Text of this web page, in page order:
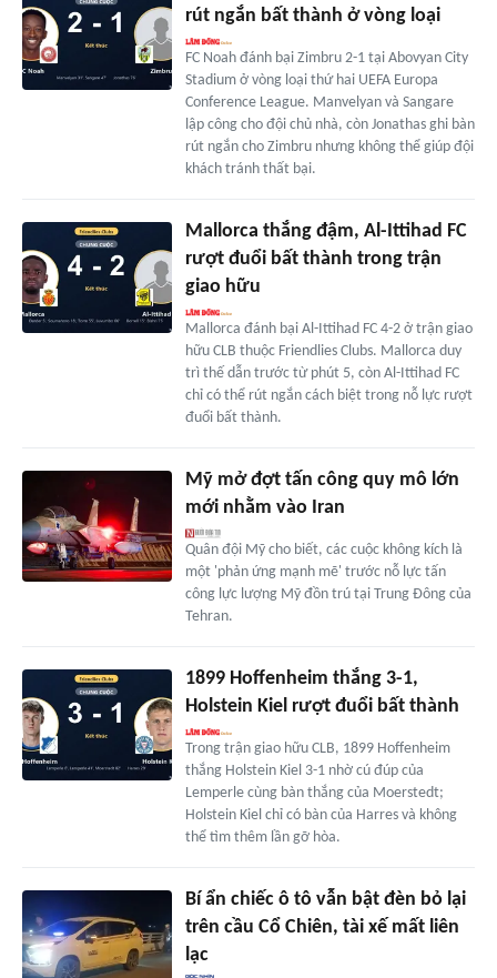
rút ngắn bất thành ở vòng loại
FC Noah đánh bại Zimbru 2-1 tại Abovyan City
Stadium ở vòng loại thứ hai UEFA Europa
Conference League. Manvelyan và Sangare
lập công cho đội chủ nhà, còn Jonathas ghi bàn
rút ngắn cho Zimbru nhưng không thể giúp đội
khách tránh thất bại.
Mallorca thắng đậm, Al-Ittihad FC
rượt đuổi bất thành trong trận
giao hữu
Mallorca đánh bại Al-Ittihad FC 4-2 ở trận giao
hữu CLB thuộc Friendlies Clubs. Mallorca duy
trì thế dẫn trước từ phút 5, còn Al-Ittihad FC
chỉ có thể rút ngắn cách biệt trong nỗ lực rượt
đuổi bất thành.
Mỹ mở đợt tấn công quy mô lớn
mới nhằm vào Iran
Quân đội Mỹ cho biết, các cuộc không kích là
một 'phản ứng mạnh mẽ' trước nỗ lực tấn
công lực lượng Mỹ đồn trú tại Trung Đông của
Tehran.
1899 Hoffenheim thắng 3-1,
Holstein Kiel rượt đuổi bất thành
Trong trận giao hữu CLB, 1899 Hoffenheim
thắng Holstein Kiel 3-1 nhờ cú đúp của
Lemperle cùng bàn thắng của Moerstedt;
Holstein Kiel chỉ có bàn của Harres và không
thể tìm thêm lần gỡ hòa.
Bí ẩn chiếc ô tô vẫn bật đèn bỏ lại
trên cầu Cổ Chiên, tài xế mất liên
lạc